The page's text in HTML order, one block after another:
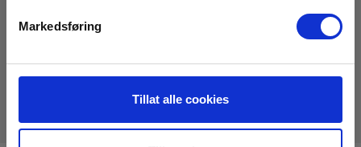
Markedsføring
Tillat alle cookies
Lengde (m):